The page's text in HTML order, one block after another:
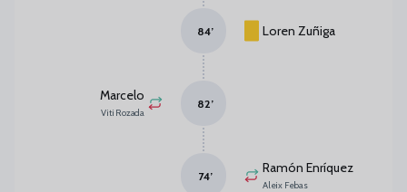
Loren Zuñiga
84’
Marcelo
Viti Rozada
82’
Ramón Enríquez
Aleix Febas
74’